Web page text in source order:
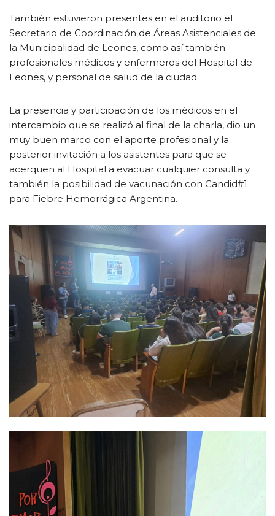
También estuvieron presentes en el auditorio el
Secretario de Coordinación de Áreas Asistenciales de
la Municipalidad de Leones, como así también
profesionales médicos y enfermeros del Hospital de
Leones, y personal de salud de la ciudad.
La presencia y participación de los médicos en el
intercambio que se realizó al final de la charla, dio un
muy buen marco con el aporte profesional y la
posterior invitación a los asistentes para que se
acerquen al Hospital a evacuar cualquier consulta y
también la posibilidad de vacunación con Candid#1
para Fiebre Hemorrágica Argentina.